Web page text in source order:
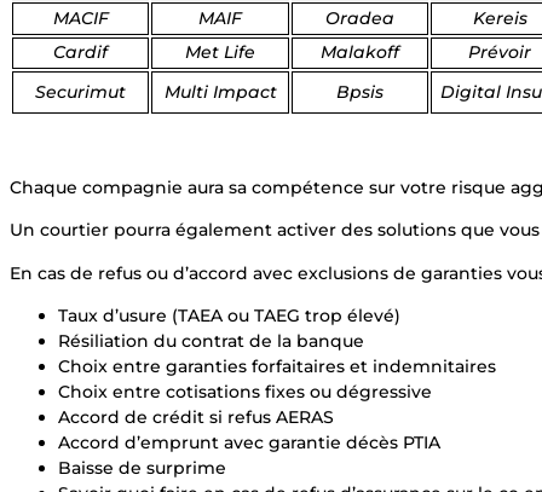
MACIF
MAIF Oradea
Kereis
Cardif
Met Life Malakoff
Prévoir
Securimut
Multi Impact Bpsis Digital
Chaque compagnie aura sa compétence sur votre risque
Un courtier pourra également activer des solutions que
En cas de refus ou d’accord avec exclusions de garanties
Taux d’usure (TAEA ou TAEG trop élevé)
Résiliation du contrat de la banque
Choix entre garanties forfaitaires et indemnitaires
Choix entre cotisations fixes ou dégressive
Accord de crédit si refus AERAS
Accord d’emprunt avec garantie décès PTIA
Baisse de surprime